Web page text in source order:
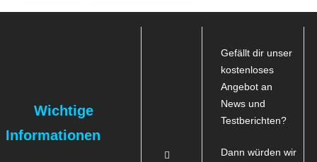
Wichtige
Informationen
Gefällt dir unser
kostenloses
Angebot an
News und
Testberichten?
Dann würden wir